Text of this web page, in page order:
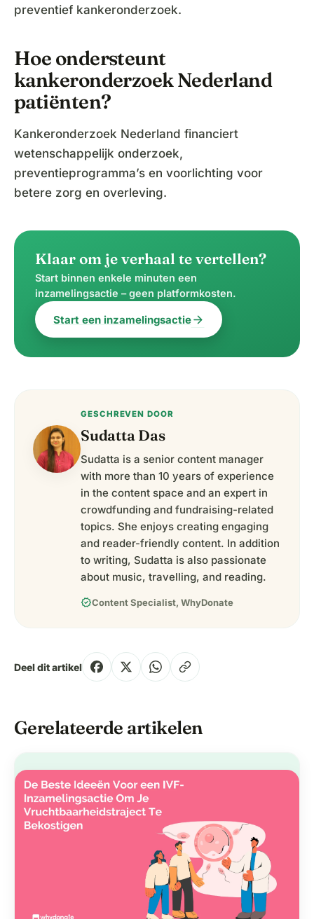
preventief kankeronderzoek.
Hoe ondersteunt
kankeronderzoek Nederland
patiënten?
Kankeronderzoek Nederland financiert
wetenschappelijk onderzoek,
preventieprogramma’s en voorlichting voor
betere zorg en overleving.
Klaar om je verhaal te vertellen?
Start binnen enkele minuten een
inzamelingsactie – geen platformkosten.
Start een inzamelingsactiearrow_forward
GESCHREVEN DOOR
Sudatta Das
Sudatta is a senior content manager
with more than 10 years of experience
in the content space and an expert in
crowdfunding and fundraising-related
topics. She enjoys creating engaging
and reader-friendly content. In addition
to writing, Sudatta is also passionate
about music, travelling, and reading.
verifiedContent Specialist, WhyDonate
Deel dit artikel
Gerelateerde artikelen